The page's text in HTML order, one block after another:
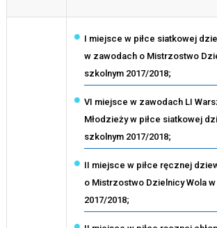
I miejsce w piłce siatkowej
w zawodach o Mistrzostwo
szkolnym 2017/2018;
VI miejsce w zawodach LI
Młodzieży w piłce siatkowej
szkolnym 2017/2018;
II miejsce w piłce ręcznej
o Mistrzostwo Dzielnicy Wola
2017/2018;